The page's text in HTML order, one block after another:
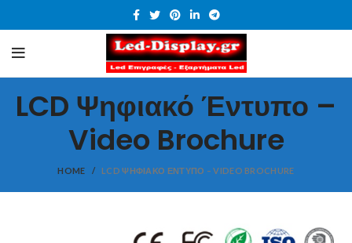
LCD Ψηφιακό Έντυπο –
Video Brochure
HOME LCD ΨΗΦΙΑΚΌ ΈΝΤΥΠΟ – VIDEO BROCHURE